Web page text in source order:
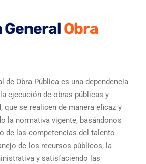
Obra
de Obra Pública es una dependencia
ejecución de obras públicas y
que se realicen de manera eficaz y
la normativa vigente, basándonos
de las competencias del talento
de los recursos públicos, la
y satisfaciendo las